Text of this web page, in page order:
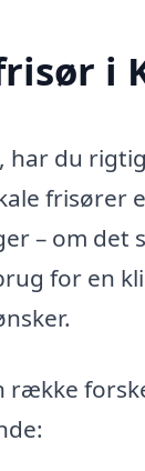
i
har du
frisører
– om
for en